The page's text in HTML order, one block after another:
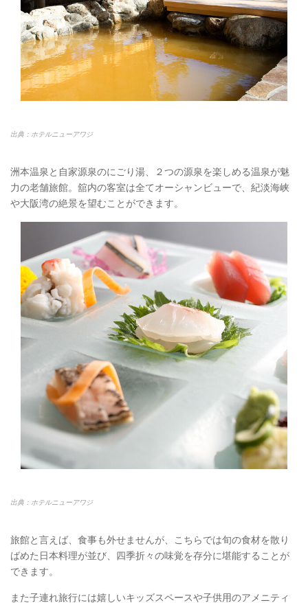
出典：ホテルニューアワジ
洲本温泉と自家源泉のにごり湯、２つの源泉を楽しめる温泉が魅
力の老舗旅館。舘内の客室は全てオーシャンビューで、紀淡海峡
や大阪湾の絶景を望むことができます。
出典：ホテルニューアワジ
旅館と言えば、食事も外せませんが、こちらでは旬の食材を散り
ばめた日本料理が並び、四季折々の味覚を存分に堪能することが
できます。
また子連れ旅行には嬉しいキッズスペースや子供用のアメニティ